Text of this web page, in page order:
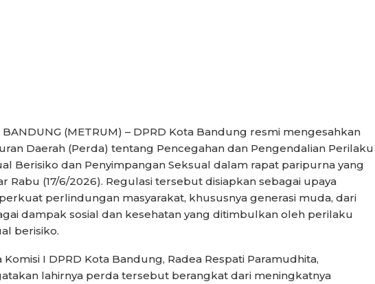
BANDUNG (METRUM) – DPRD Kota Bandung resmi mengesahkan
Daerah (Perda) tentang Pencegahan dan Pengendalian Perilaku
Berisiko dan Penyimpangan Seksual dalam rapat paripurna yang
Rabu (17/6/2026). Regulasi tersebut disiapkan sebagai upaya
perlindungan masyarakat, khususnya generasi muda, dari
dampak sosial dan kesehatan yang ditimbulkan oleh perilaku
berisiko.
Komisi I DPRD Kota Bandung, Radea Respati Paramudhita,
lahirnya perda tersebut berangkat dari meningkatnya